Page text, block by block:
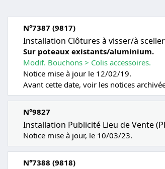
N°7387 (9817)
Installation Clôtures à visser/à sceller
Sur poteaux existants/aluminium.
Modif. Bouchons > Colis accessoires.
Notice mise à jour le 12/02/19.
Avant cette date, voir les notices
N°9827
Installation Publicité Lieu de Vente
Notice mise à jour, le 10/03/23.
N°7388 (9818)